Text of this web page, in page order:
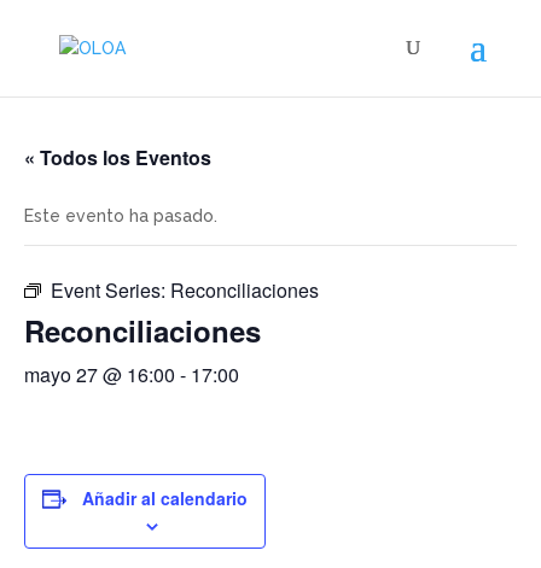
« Todos los Eventos
Este evento ha pasado.
Event Series: Reconciliaciones
Reconciliaciones
mayo 27 @ 16:00 - 17:00
Añadir al calendario